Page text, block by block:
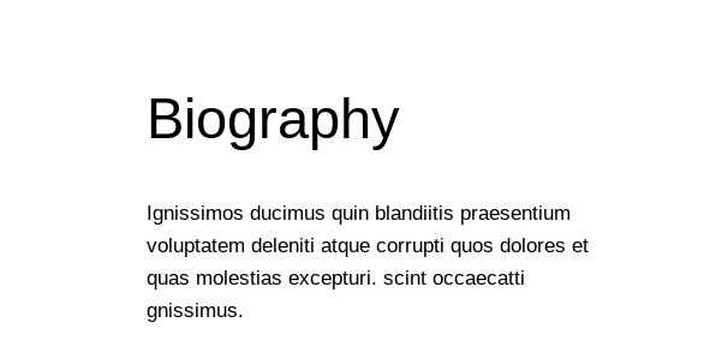
Biography
Ignissimos ducimus quin blandiitis praesentium
voluptatem deleniti atque corrupti quos dolores et
quas molestias excepturi. scint occaecatti
gnissimus.